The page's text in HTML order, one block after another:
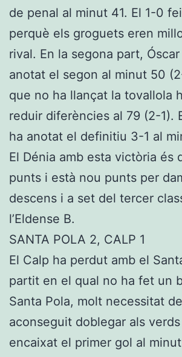
de penal al minut 41. El 1-0
perquè els groguets eren
rival. En la segona part,
anotat el segon al minut 50
que no ha llançat la tovallola
reduir diferències al 79 (2-1).
ha anotat el definitiu 3-1 al
El Dénia amb esta victòria és
punts i està nou punts per
descens i a set del tercer
l’Eldense B.
SANTA POLA 2, CALP 1
El Calp ha perdut amb el
partit en el qual no ha fet un
Santa Pola, molt necessitat
aconseguit doblegar als
encaixat el primer gol al